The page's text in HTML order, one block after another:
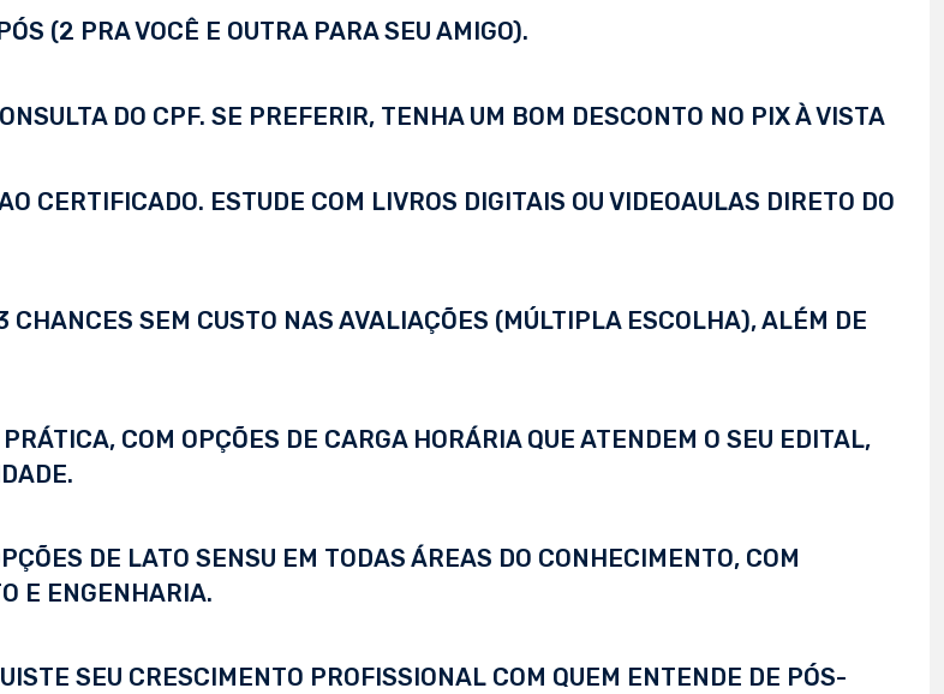
(2 PRA VOCÊ E OUTRA PARA SEU AMIGO).
DO CPF. SE PREFERIR, TENHA UM BOM DESCONTO NO PIX À VISTA
CERTIFICADO. ESTUDE COM LIVROS DIGITAIS OU VIDEOAULAS DIRETO DO
SEM CUSTO NAS AVALIAÇÕES (MÚLTIPLA ESCOLHA), ALÉM DE
COM OPÇÕES DE CARGA HORÁRIA QUE ATENDEM O SEU EDITAL,
DE LATO SENSU EM TODAS ÁREAS DO CONHECIMENTO, COM
E ENGENHARIA.
SEU CRESCIMENTO PROFISSIONAL COM QUEM ENTENDE DE PÓS-